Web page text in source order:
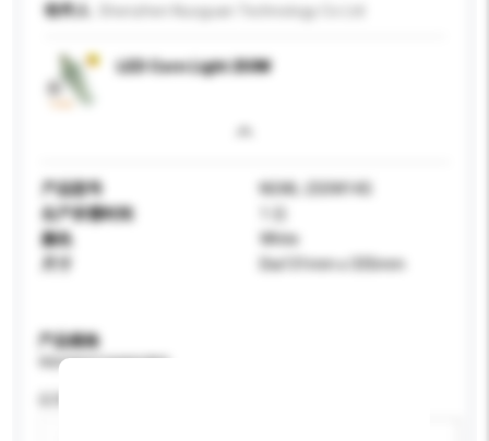
收件人
LED Corn Light 250W
产品型号
NGWL-250W14S
生产所需时间
颜色
White
Dia131mm x 335mm
产品规格
请提供您对产品的特定要求。